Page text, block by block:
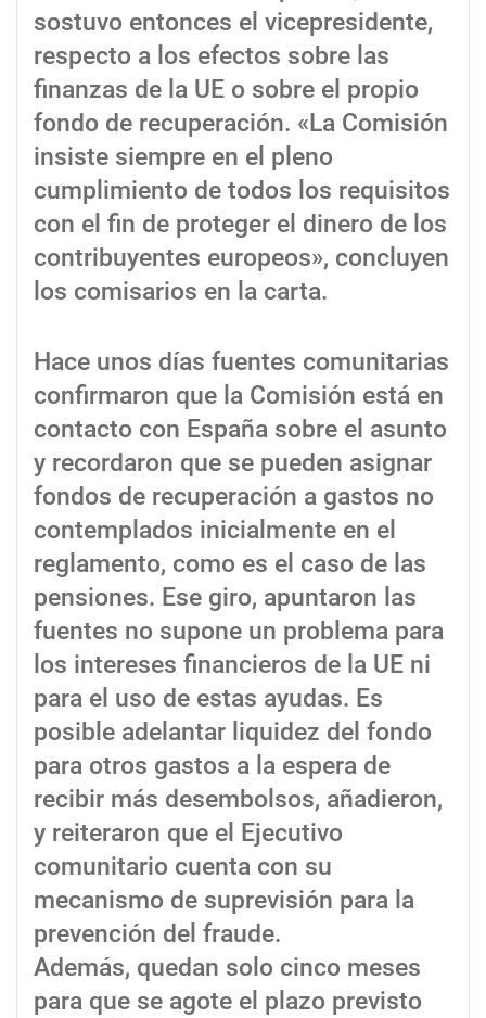
sostuvo entonces el vicepresidente,
respecto a los efectos sobre las
finanzas de la UE o sobre el propio
fondo de recuperación. «La Comisión
insiste siempre en el pleno
cumplimiento de todos los requisitos
con el fin de proteger el dinero de los
contribuyentes europeos», concluyen
los comisarios en la carta.
Hace unos días fuentes comunitarias
confirmaron que la Comisión está en
contacto con España sobre el asunto
y recordaron que se pueden asignar
fondos de recuperación a gastos no
contemplados inicialmente en el
reglamento, como es el caso de las
pensiones. Ese giro, apuntaron las
fuentes no supone un problema para
los intereses financieros de la UE ni
para el uso de estas ayudas. Es
posible adelantar liquidez del fondo
para otros gastos a la espera de
recibir más desembolsos, añadieron,
y reiteraron que el Ejecutivo
comunitario cuenta con su
mecanismo de suprevisión para la
prevención del fraude.
Además, quedan solo cinco meses
para que se agote el plazo previsto